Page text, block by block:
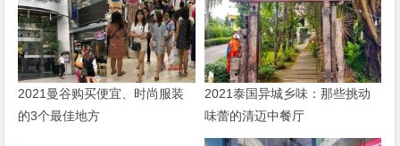
2021曼谷购买便宜、时尚服装
的3个最佳地方
2021泰国异城乡味：那些挑动
味蕾的清迈中餐厅